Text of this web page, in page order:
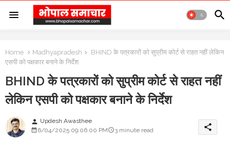
Home Madhyapradesh
BHIND के पत्रकारों को सुप्रीम कोर्ट से राहत नहीं लेकिन
एसपी को पक्षकार बनाने के निर्देश
BHIND के पत्रकारों को सुप्रीम कोर्ट से राहत नहीं
लेकिन एसपी को पक्षकार बनाने के निर्देश
person Updesh Awasthee
6/04/2025 09:06:00 PM
3 minute read share